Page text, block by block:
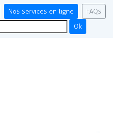
Nos services en ligne
FAQs
Ok